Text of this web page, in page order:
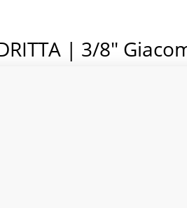
DRITTA | 3/8"